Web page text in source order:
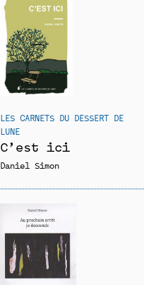
LES CARNETS DU DESSERT DE
LUNE
C’est ici
Daniel Simon